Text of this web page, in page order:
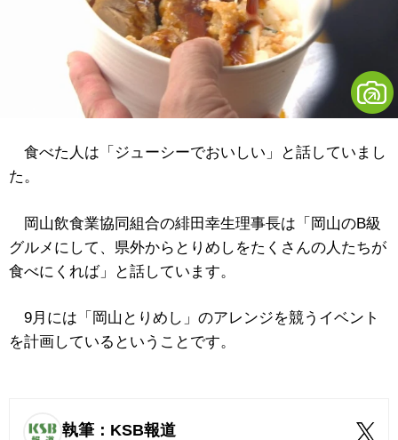
食べた人は「ジューシーでおいしい」と話していまし
た。
岡山飲食業協同組合の緋田幸生理事長は「岡山のB級
グルメにして、県外からとりめしをたくさんの人たちが
食べにくれば」と話しています。
9月には「岡山とりめし」のアレンジを競うイベント
を計画しているということです。
執筆：KSB報道